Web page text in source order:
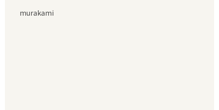
murakami